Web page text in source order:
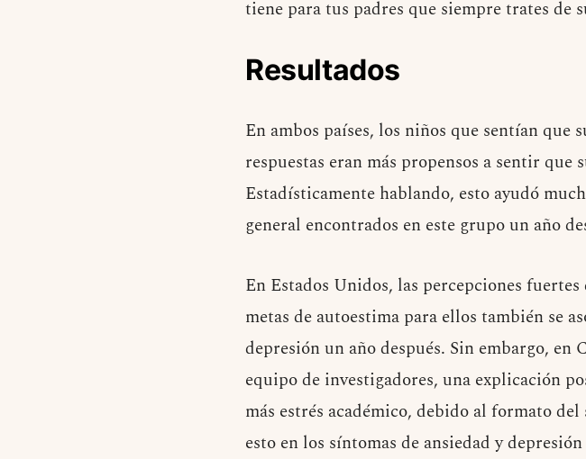
tiene para tus padres que siempre trates de
Resultados
En ambos países, los niños que sentían que
respuestas eran más propensos a sentir
Estadísticamente hablando, esto ayudó
general encontrados en este grupo un año
En Estados Unidos, las percepciones
metas de autoestima para ellos también se
depresión un año después. Sin embargo, en
equipo de investigadores, una explicación
más estrés académico, debido al formato
esto en los síntomas de ansiedad y